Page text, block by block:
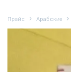
Прайс Арабские